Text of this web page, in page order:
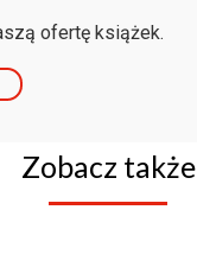
ofertę książek.
Zobacz także